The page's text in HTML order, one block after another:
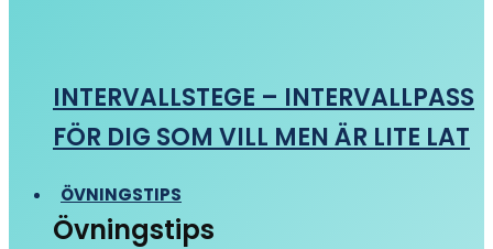
INTERVALLSTEGE – INTERVALLPASS
FÖR DIG SOM VILL MEN ÄR LITE LAT
ÖVNINGSTIPS
Övningstips